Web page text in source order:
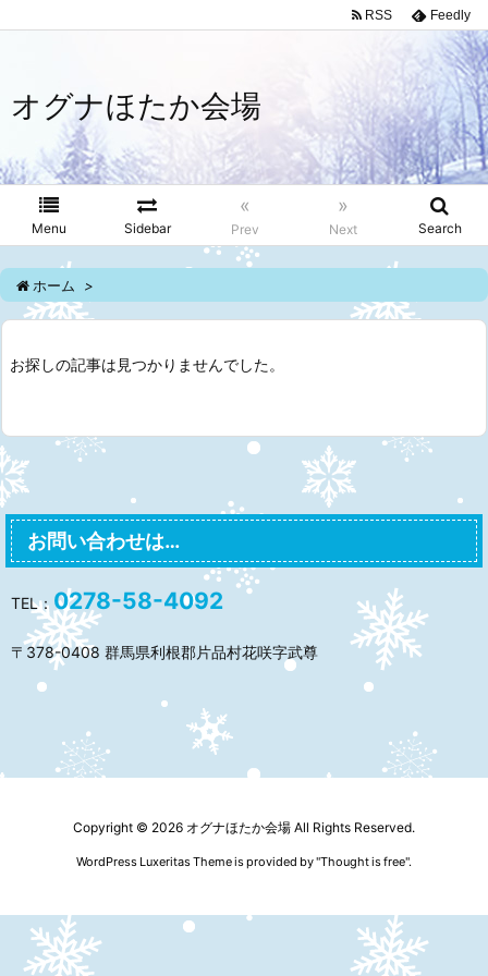
オグナほたか会場
Menu Sidebar
«
Prev
»
Next Search
RSS Feedly
ホーム >
お探しの記事は見つかりませんでした。
お問い合わせは…
TEL： 0278-58-4092
〒378-0408 群馬県利根郡片品村花咲字武尊
Copyright © 2026 オグナほたか会場 All Rights Reserved.
WordPress Luxeritas Theme is provided by "Thought is free".